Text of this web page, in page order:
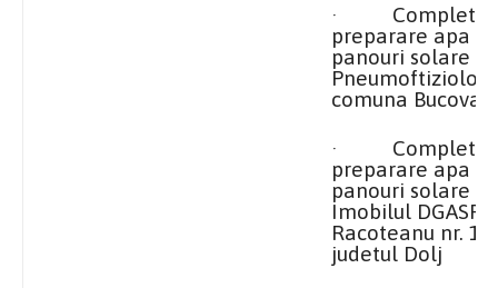
·
preparare apa
panouri solare
comuna
·
preparare apa
panouri solare la
Imobilul
Racoteanu nr.
judetul Dolj